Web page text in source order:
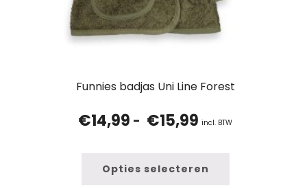
Funnies badjas Uni Line Forest
€14,99 - €15,99 Prijsklasse:
€14,99
incl. BTW
Opties selecteren